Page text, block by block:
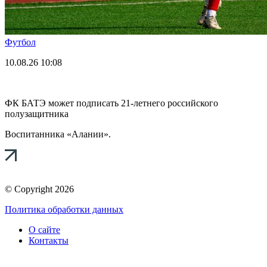
Футбол
10.08.26 10:08
ФК БАТЭ может подписать 21-летнего российского
полузащитника
Воспитанника «Алании».
© Copyright 2026
Политика обработки данных
О сайте
Контакты